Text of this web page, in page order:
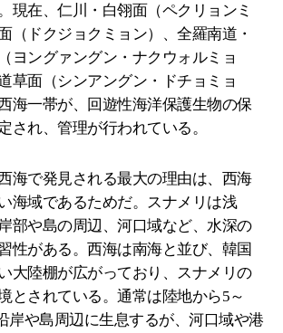
現在、仁川・白翎面（ペクリョンミ
（ドクジョクミョン）、全羅南道・
ヨングァングン・ナクウォルミョ
草面（シンアングン・ドチョミョ
海一帯が、回遊性海洋保護生物の保
され、管理が行われている。
海で発見される最大の理由は、西海
海域であるためだ。スナメリは浅
部や島の周辺、河口域など、水深の
性がある。西海は南海と並び、韓国
大陸棚が広がっており、スナメリの
とされている。通常は陸地から5～
岸や島周辺に生息するが、河口域や港